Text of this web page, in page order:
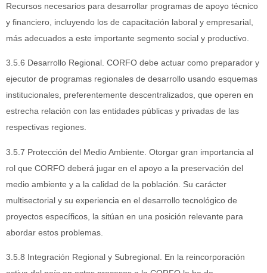
Recursos necesarios para desarrollar programas de apoyo técnico
y financiero, incluyendo los de capacitación laboral y empresarial,
más adecuados a este importante segmento social y productivo.
3.5.6 Desarrollo Regional. CORFO debe actuar como preparador y
ejecutor de programas regionales de desarrollo usando esquemas
institucionales, preferentemente descentralizados, que operen en
estrecha relación con las entidades públicas y privadas de las
respectivas regiones.
3.5.7 Protección del Medio Ambiente. Otorgar gran importancia al
rol que CORFO deberá jugar en el apoyo a la preservación del
medio ambiente y a la calidad de la población. Su carácter
multisectorial y su experiencia en el desarrollo tecnológico de
proyectos específicos, la sitúan en una posición relevante para
abordar estos problemas.
3.5.8 Integración Regional y Subregional. En la reincorporación